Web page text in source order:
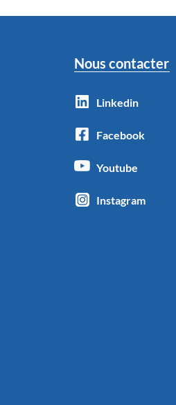
Nous contacter
Linkedin
Facebook
Youtube
Instagram